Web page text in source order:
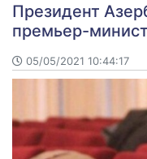
Президент
премьер-
05/05/2021 10:44:17